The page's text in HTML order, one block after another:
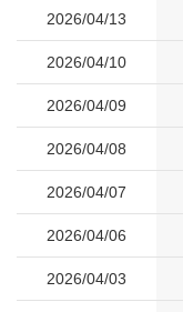
2026/04/13
2026/04/10
2026/04/09
2026/04/08
2026/04/07
2026/04/06
2026/04/03